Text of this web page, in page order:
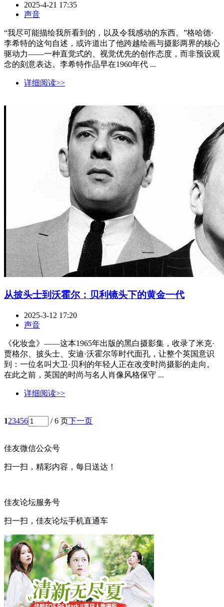
2025-4-21 17:35
声音
“我尽可能描绘我所看到的，以及令我感动的东西。”格哈德·
李希特的这句自述，或许道出了他跨越绘画与摄影两界的核心
驱动力——一种直觉式的、视觉优先的创作态度，而非预设观
念的刻意表达。李希特作品早在1960年代 ...
详细阅读>>
从披头士到沃霍尔：贝利镜头下的黄金一代
2025-3-12 17:20
声音
《化妆盒》——这本1965年出版的黑白摄影集，收录了米克·
贾格尔、披头士、安迪·沃霍尔等时代面孔，让整个英国意识
到：一位名叫大卫·贝利的年轻人正在改变时尚摄影的走向。
在此之前，英国的时尚与名人肖像风格保守 ...
详细阅读>>
123456 / 6 页下一页
佳友微信公众号
扫一扫，精彩内容，每日送达！
佳友论坛服务号
扫一扫，佳友论坛手机直通车